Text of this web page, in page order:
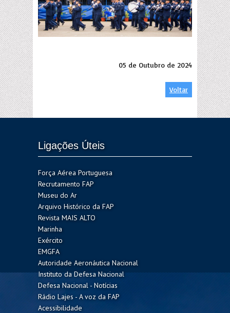
05 de Outubro de 2024
Voltar
Ligações Úteis
Força Aérea Portuguesa
Recrutamento FAP
Museu do Ar
Arquivo Histórico da FAP
Revista MAIS ALTO
Marinha
Exército
EMGFA
Autoridade Aeronáutica Nacional
Instituto da Defesa Nacional
Defesa Nacional - Notícias
Rádio Lajes - A voz da FAP
Acessibilidade